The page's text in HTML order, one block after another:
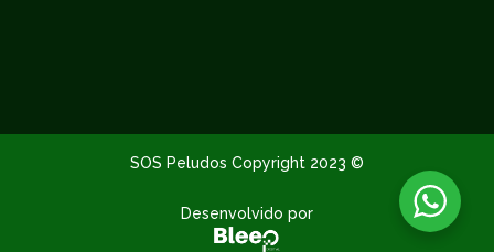
SOS Peludos Copyright 2023 ©
Desenvolvido por